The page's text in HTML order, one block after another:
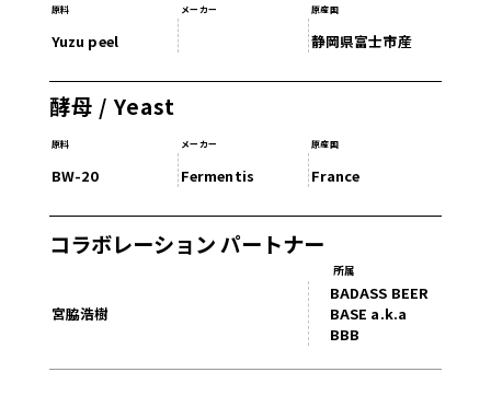
原料 メーカー 原産国
Yuzu peel 静岡県富士市産
酵母 / Yeast
原料 メーカー 原産国
BW-20 Fermentis France
コラボレーション パートナー
所属
宮脇浩樹
BADASS BEER
BASE a.k.a
BBB